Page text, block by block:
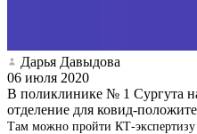
Дарья Давыдова
06 июля 2020
В поликлинике № 1 Сургута
отделение для ковид-
Там можно пройти КТ-